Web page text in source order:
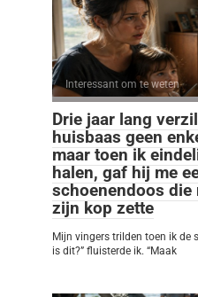
Interessant om te weten
Drie jaar lang
huisbaas geen
maar toen ik
halen, gaf hij me
schoenendoos die
zijn kop zette
Mijn vingers trilden toen ik de
is dit?” fluisterde ik. “Maak